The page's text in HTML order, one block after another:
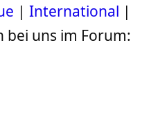
| International |
bei uns im Forum: